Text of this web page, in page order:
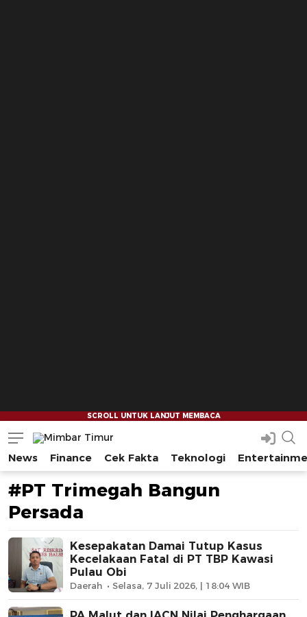
Mimbar Timur
Media Berjaringan Indonesia Timur
News Finance Cek Fakta Teknologi
#PT Trimegah Bangun
Persada
Kesepakatan Damai Tutup Kasus
Kecelakaan Fatal di PT TBP Kawasi
Pulau Obi
Daerah Selasa, 7 Juli 2026, | 18:04 WIB